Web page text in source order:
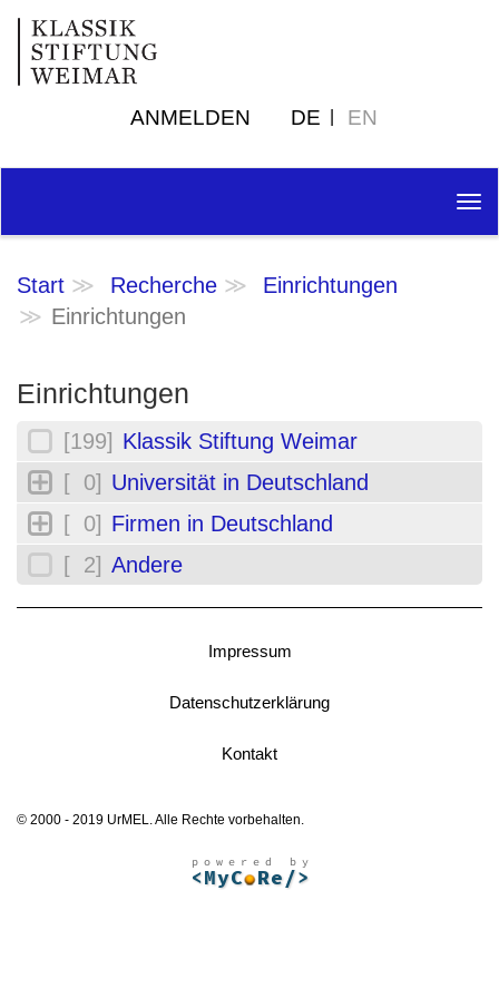
ANMELDEN DE EN
Start Recherche
Einrichtungen
Einrichtungen
Einrichtungen
[199] Klassik Stiftung Weimar
[ 0] Universität in Deutschland
[ 0] Firmen in Deutschland
[ 2] Andere
Impressum
Datenschutzerklärung
Kontakt
© 2000 - 2019 UrMEL. Alle Rechte vorbehalten.